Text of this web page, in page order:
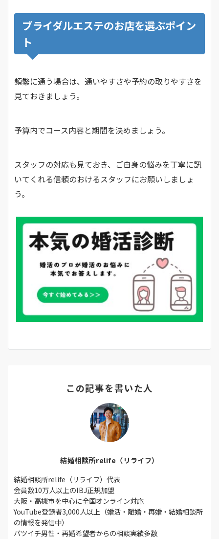
ブライダルエステのお店を選ぶポイン
ト
頻繁に通う場合は、通いやすさや予約の取りやすさを
見ておきましょう。
予算内でコース内容と期間を決めましょう。
スタッフの対応も見ておき、ご自身の悩みを丁寧に訊
いてくれる信頼のおけるスタッフにお願いしましょ
う。
この記事を書いた人
結婚相談所relife（リライフ）
結婚相談所relife（リライフ）代表
会員数10万人以上のIBJ正規加盟
大阪・高槻市を中心に全国オンライン対応
YouTube登録者3,000人以上（婚活・離婚・再婚・結婚相談所
の情報を発信中）
バツイチ男性・再婚希望者からの相談実績多数